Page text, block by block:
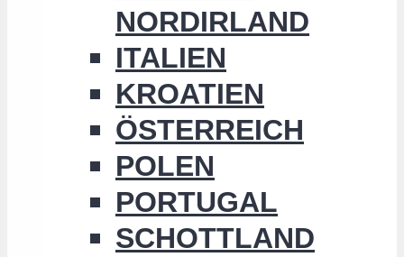
NORDIRLAND
ITALIEN
KROATIEN
ÖSTERREICH
POLEN
PORTUGAL
SCHOTTLAND